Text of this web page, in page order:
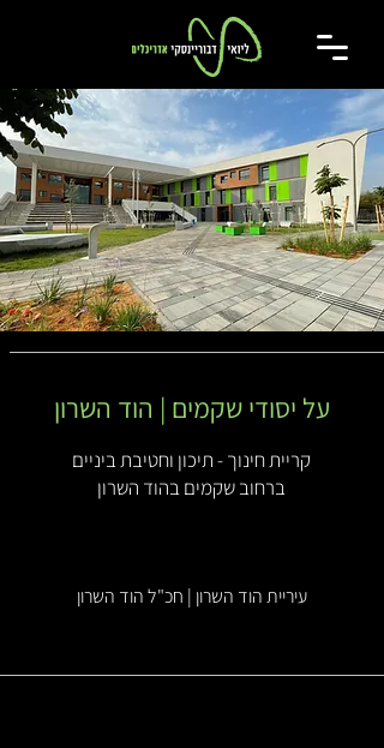
על יסודי שקמים | הוד השרון
קריית חינוך - תיכון וחטיבת ביניים
ברחוב שקמים בהוד השרון
עיריית הוד השרון | חכ"ל הוד השרון